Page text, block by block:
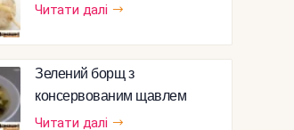
Читати далі
Зелений борщ з
консервованим щавлем
Читати далі